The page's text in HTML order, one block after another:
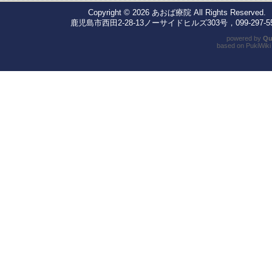
Copyright © 2026 あおば療院All Rights Reserved.
鹿児島市西田2-28-13ノーサイドヒルズ303号，099-297-
powered by
based on PukiWiki